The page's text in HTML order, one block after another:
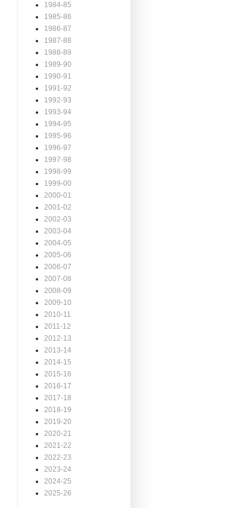
1984-85
1985-86
1986-87
1987-88
1988-89
1989-90
1990-91
1991-92
1992-93
1993-94
1994-95
1995-96
1996-97
1997-98
1998-99
1999-00
2000-01
2001-02
2002-03
2003-04
2004-05
2005-06
2006-07
2007-08
2008-09
2009-10
2010-11
2011-12
2012-13
2013-14
2014-15
2015-16
2016-17
2017-18
2018-19
2019-20
2020-21
2021-22
2022-23
2023-24
2024-25
2025-26